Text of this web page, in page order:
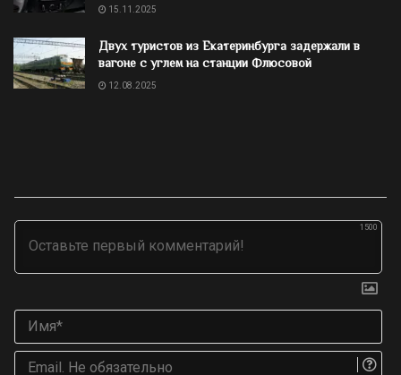
15.11.2025
Двух туристов из Екатеринбурга задержали в
вагоне с углем на станции Флюсовой
12.08.2025
1500